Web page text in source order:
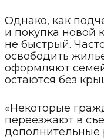
Однако, как
и покупка новой
не быстрый.
освободить
оформляют
остаются без
«Некоторые
переезжают в
дополнительные